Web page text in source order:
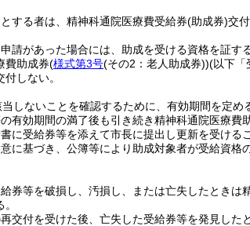
する者は、精神科通院医療費受給券(助成券)交付
請があった場合には、助成を受ける資格を証す
費助成券(様式第3号(その2：老人助成券))(以下「
しない。
しないことを確認するために、有効期間を定め
有効期間の満了後も引き続き精神科通院医療
に受給券等を添えて市長に提出し更新を受ける
に基づき、公簿等により助成対象者が受給資格
券等を破損し、汚損し、または亡失したときは
交付を受けた後、亡失した受給券等を発見した